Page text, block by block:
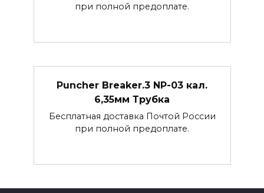
при полной предоплате.
Puncher Breaker.3 NP-03 кал.
6,35мм Трубка
Бесплатная доставка Почтой России
при полной предоплате.